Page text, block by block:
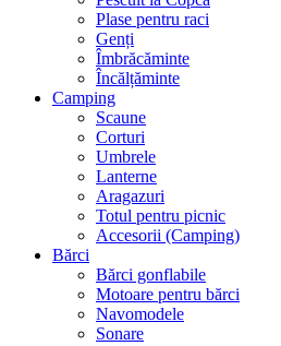
Plase pentru raci
Genți
Îmbrăcăminte
Încălțăminte
Camping
Scaune
Corturi
Umbrele
Lanterne
Aragazuri
Totul pentru picnic
Accesorii (Camping)
Bărci
Bărci gonflabile
Motoare pentru bărci
Navomodele
Sonare